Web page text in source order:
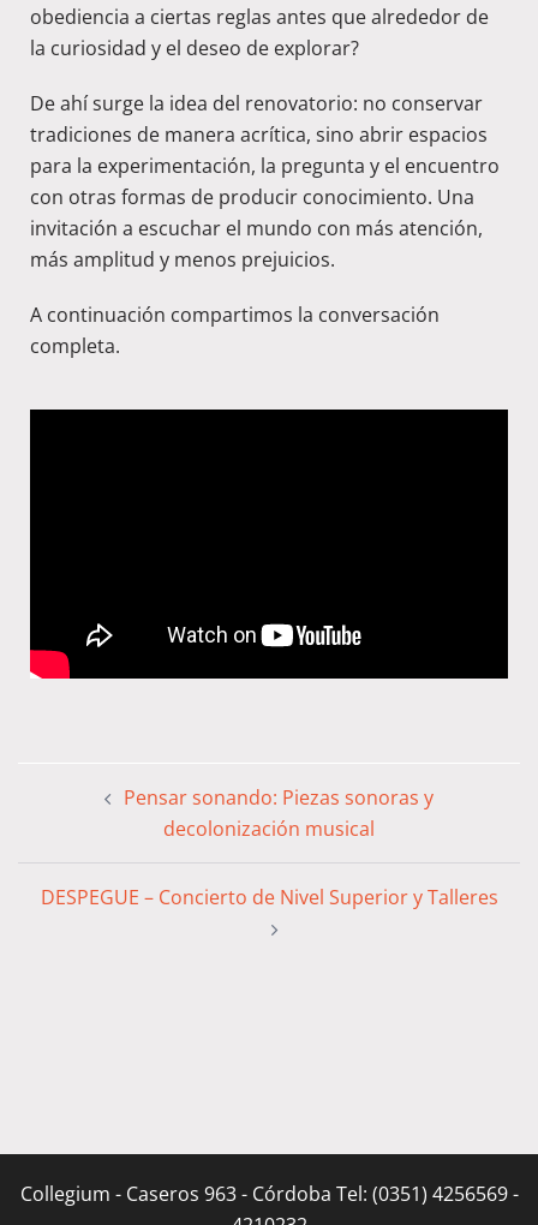
obediencia a ciertas reglas antes que alrededor de
la curiosidad y el deseo de explorar?
De ahí surge la idea del renovatorio: no conservar
tradiciones de manera acrítica, sino abrir espacios
para la experimentación, la pregunta y el encuentro
con otras formas de producir conocimiento. Una
invitación a escuchar el mundo con más atención,
más amplitud y menos prejuicios.
A continuación compartimos la conversación
completa.
Pensar sonando: Piezas sonoras y
decolonización musical
DESPEGUE – Concierto de Nivel Superior y Talleres
Collegium - Caseros 963 - Córdoba Tel: (0351) 4256569 -